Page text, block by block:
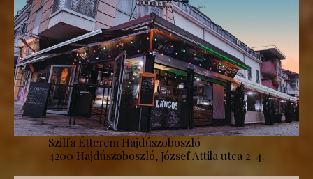
Szilfa Étterem Hajdúszoboszló
4200 Hajdúszoboszló, József Attila utca 2-4.